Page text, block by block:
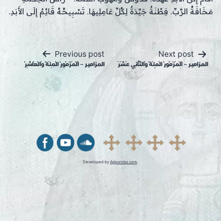
مَخَافَةُ الرَّبِّ. فِطْنَةٌ جَيِّدَةٌ لِكُلِّ عَامِلِيهَا. تَسْبِيحُهُ قَائِمٌ إِلَى الأَبَدِ.
Previous post
المزامير – اَلْمَزْمُورُ الْمِئَةُ وَالْعَاشِرُ
Next post
المزامير – اَلْمَزْمُورُ الْمِئَةُ وَالثَّانِي عَشَرَ
Developed by Appsrobo.com.